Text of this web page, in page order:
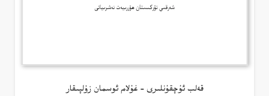
قەلب ئۇچقۇنلىرى – غۇلام ئوسمان زۇلپىقار